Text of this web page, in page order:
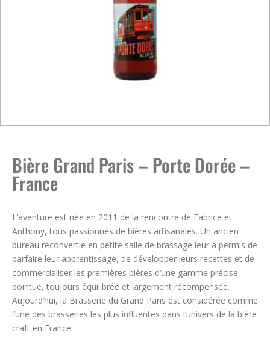
Bière Grand Paris – Porte Dorée –
France
L’aventure est née en 2011 de la rencontre de Fabrice et
Anthony, tous passionnés de bières artisanales. Un ancien
bureau reconvertie en petite salle de brassage leur a permis de
parfaire leur apprentissage, de développer leurs recettes et de
commercialiser les premières bières d’une gamme précise,
pointue, toujours équilibrée et largement récompensée.
Aujourd’hui, la Brasserie du Grand Paris est considérée comme
l’une des brasseries les plus influentes dans l’univers de la bière
craft en France.